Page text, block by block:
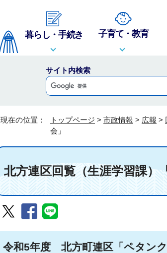
暮らし・手続き 子育て・教育
サイト内検索
現在の位置： トップページ > 市政情報 > 広報 >
会」
北方連区回覧（生涯学習課）
令和5年度 北方町連区「ペタン